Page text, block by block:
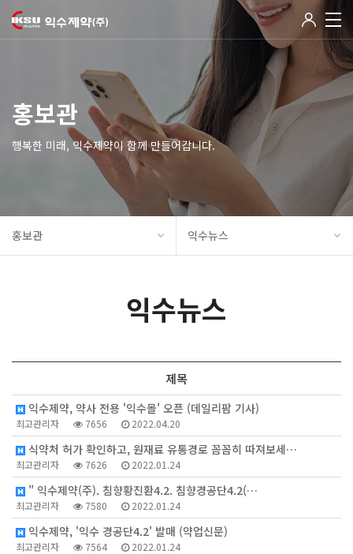
홍보관
행복한 미래, 익수제약이 함께 만들어갑니다.
홍보관 익수뉴스
익수뉴스
제목
익수제약, 약사 전용 '익수몰' 오픈 (데일리팜 기사)
최고관리자 7656 2022.04.20
식약처 허가 확인하고, 원재료 유통경로 꼼꼼히 따져보세…
최고관리자 7626 2022.01.24
" 익수제약(주). 침향황진환4.2. 침향경공단4.2(…
최고관리자 7580 2022.01.24
익수제약, '익수 경공단4.2' 발매 (약업신문)
최고관리자 7564 2022.01.24